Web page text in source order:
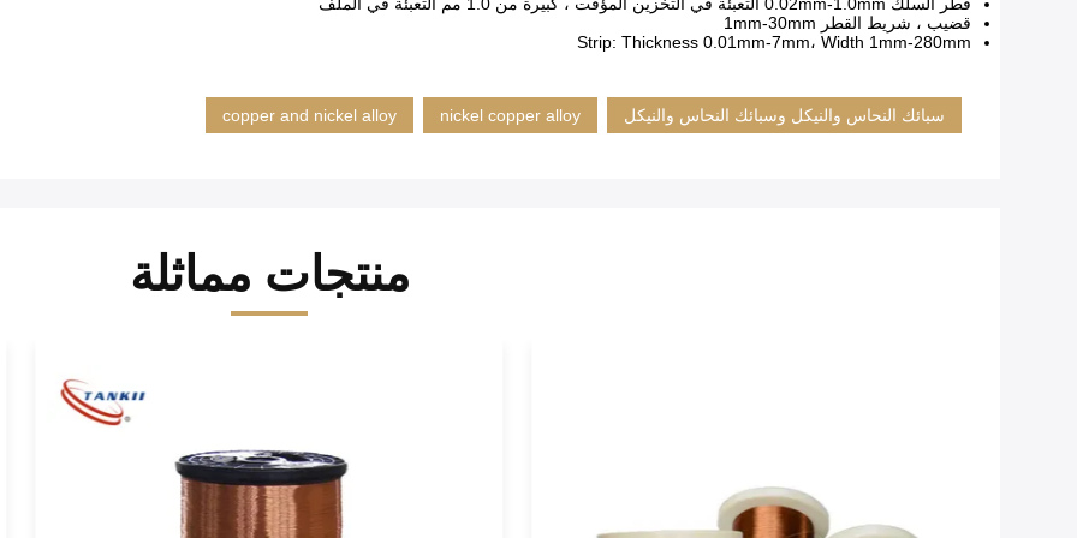
قضيب ، شريط القطر 1mm-30mm
Strip: Thickness 0.01mm-7mm، Width 1mm-280mm
سبائك النحاس والنيكل وسبائك النحاس والنيكل nickel copper alloy
copper and nickel alloy
منتجات مماثلة